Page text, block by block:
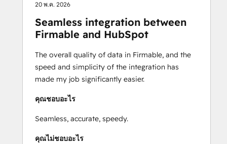
20 พ.ค. 2026
Seamless integration between
Firmable and HubSpot
The overall quality of data in Firmable, and the
speed and simplicity of the integration has
made my job significantly easier.
คุณชอบอะไร
Seamless, accurate, speedy.
คุณไม่ชอบอะไร